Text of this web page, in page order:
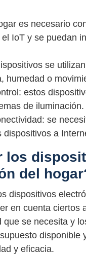
es necesario
IoT y se puedan
se
humedad o
estos
de iluminación.
se
dispositivos a
los
del
dispositivos
en cuenta ciertos
se necesita y
disponible
y eficacia.